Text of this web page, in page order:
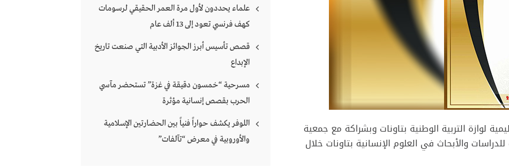
لوازة التربية الوطنية بتاونات وبشراكة مع جمعية
والأبحاث في العلوم الإنسانية بتاونات خلال
علماء يحددون لأول مرة العمر الحقيقي لرسومات
كهف فرنسي تعود إلى 13 ألف عام
قصص تأسيس أبرز الجوائز الأدبية التي صنعت تاريخ
الإبداع
مسرحية “خمسون دقيقة في غزة” تستحضر مآسي
الحرب بقصص إنسانية مؤثرة
اللوفر يكشف حواراً فنياً بين الحضارتين الإسلامية
والأوروبية في معرض “تآلفات”